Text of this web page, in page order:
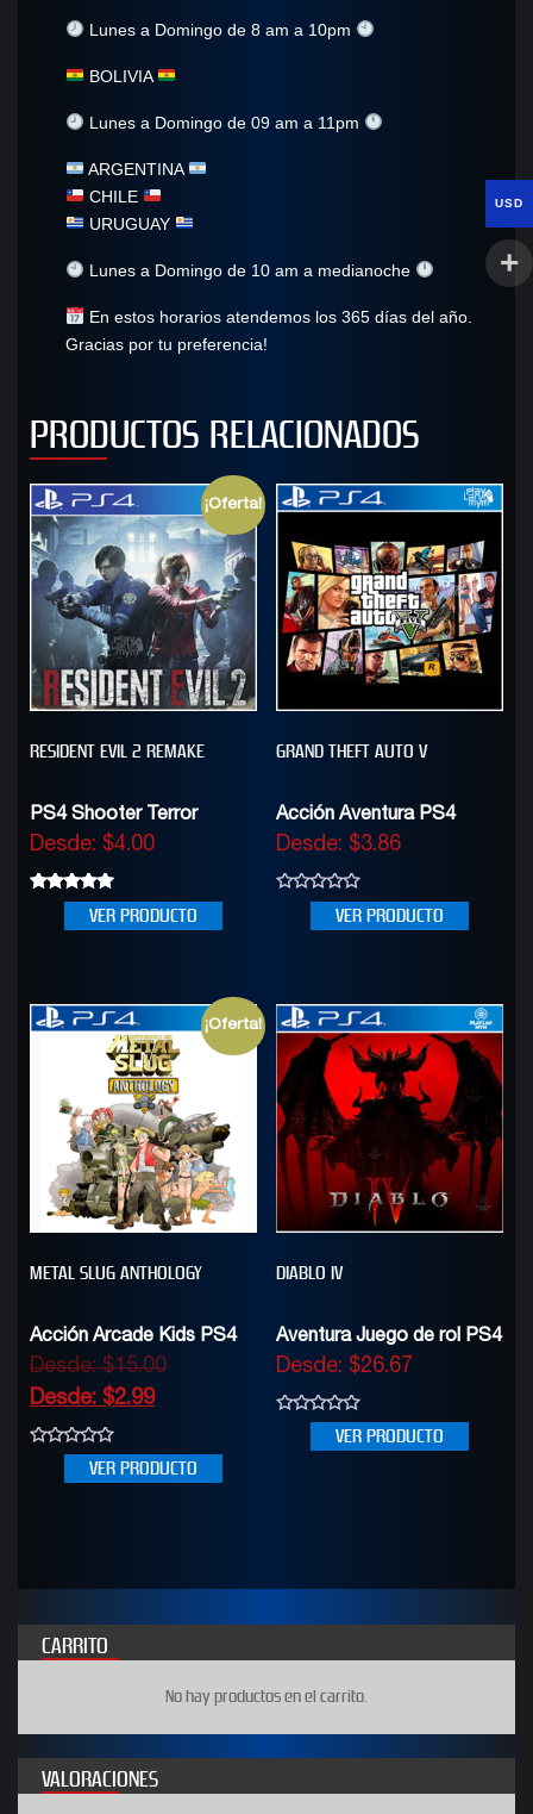
Lunes a Domingo de 8 am a 10pm
BOLIVIA
Lunes a Domingo de 09 am a 11pm
ARGENTINA
CHILE
URUGUAY
Lunes a Domingo de 10 am a medianoche
En estos horarios atendemos los 365 días del año.
Gracias por tu preferencia!
PRODUCTOS RELACIONADOS
¡Oferta!
RESIDENT EVIL 2 REMAKE
PS4 Shooter Terror
Desde: $4.00
VER PRODUCTO
GRAND THEFT AUTO V
Acción Aventura PS4
Desde: $3.86
VER PRODUCTO
¡Oferta!
METAL SLUG ANTHOLOGY
Acción Arcade Kids PS4
Desde:$15.00
Desde: $2.99
VER PRODUCTO
DIABLO IV
Aventura Juego de rol PS4
Desde: $26.67
VER PRODUCTO
CARRITO
No hay productos en el carrito.
VALORACIONES
USD